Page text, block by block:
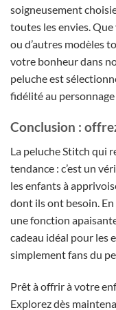
soigneusement
toutes les envies.
ou d’autres modèles
votre bonheur dans
peluche est
fidélité au
Conclusion :
La peluche Stitch qui
tendance : c’est un
les enfants à
dont ils ont besoin.
une fonction
cadeau idéal pour les
simplement fans du
Prêt à offrir à votre
Explorez dès